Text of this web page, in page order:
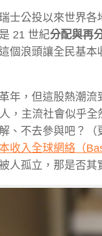
士公投以來世界
21 世紀分配與再
個浪頭讓全民基
年，但這股熱潮
，主流社會似乎
、不去參與吧？
收入全球網絡（
人孤立，那是否其